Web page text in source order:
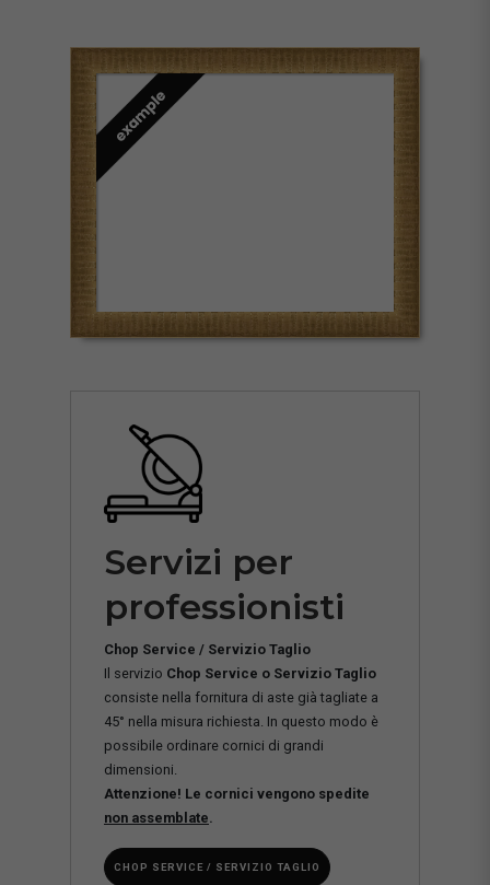
Servizi per
professionisti
Chop Service / Servizio Taglio
Il servizio Chop Service o Servizio Taglio
consiste nella fornitura di aste già tagliate a
45° nella misura richiesta. In questo modo è
possibile ordinare cornici di grandi
dimensioni.
Attenzione! Le cornici vengono spedite
non assemblate
CHOP SERVICE / SERVIZIO TAGLIO